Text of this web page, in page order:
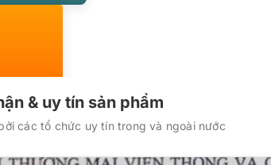
& uy tín sản phẩm
các tổ chức uy tín trong và ngoài nước